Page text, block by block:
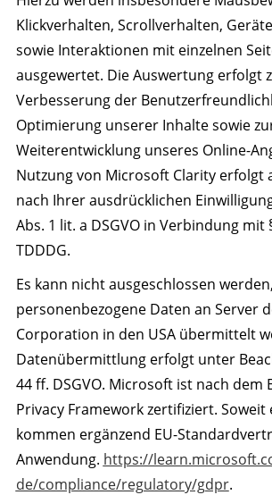
Klickverhalten, Scrollverhalten,
sowie Interaktionen mit einzelnen
ausgewertet. Die Auswertung erfolgt
Verbesserung der
Optimierung unserer Inhalte sowie
Weiterentwicklung unseres Online-
Nutzung von Microsoft Clarity erfolgt
nach Ihrer ausdrücklichen
Abs. 1 lit. a DSGVO in Verbindung mit
TDDDG.
Es kann nicht ausgeschlossen
personenbezogene Daten an Server
Corporation in den USA übermittelt
Datenübermittlung erfolgt unter
44 ff. DSGVO. Microsoft ist nach dem
Privacy Framework zertifiziert.
kommen ergänzend EU-
Anwendung. https://
de/compliance/regulatory/gdpr.